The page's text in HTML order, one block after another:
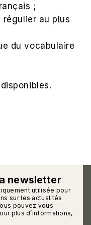
;
régulier au plus
du vocabulaire
newsletter
utilisée pour
sur les actualités
pouvez vous
plus d’informations,